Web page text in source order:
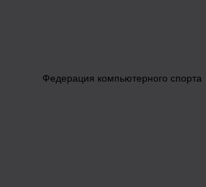
Федерация компьютерного спорта